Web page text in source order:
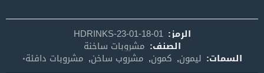
الرمز: HDRINKS-23-01-18-01
الصنف: مشروبات ساخنة
السمات: ليمون, كمون, مشروب ساخن, مشروبات دافئة٠